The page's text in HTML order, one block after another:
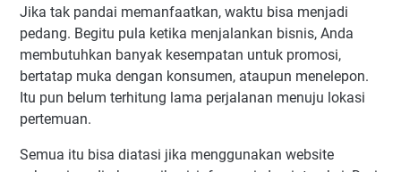
Jika tak pandai memanfaatkan, waktu bisa menjadi
pedang. Begitu pula ketika menjalankan bisnis, Anda
membutuhkan banyak kesempatan untuk promosi,
bertatap muka dengan konsumen, ataupun menelepon.
Itu pun belum terhitung lama perjalanan menuju lokasi
pertemuan.
Semua itu bisa diatasi jika menggunakan website